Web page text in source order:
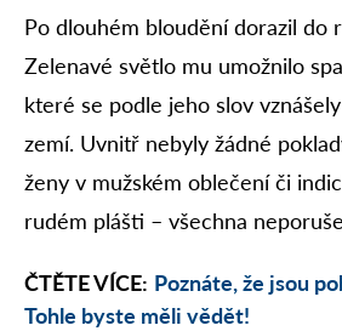
Po dlouhém bloudění dorazil do
Zelenavé světlo mu umožnilo
které se podle jeho slov
zemí. Uvnitř nebyly žádné
ženy v mužském oblečení či
rudém plášti – všechna
ČTĚTE VÍCE: Poznáte, že jsou
Tohle byste měli vědět!